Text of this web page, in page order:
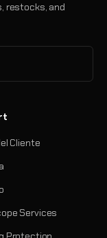
restocks, and
Cliente
Services